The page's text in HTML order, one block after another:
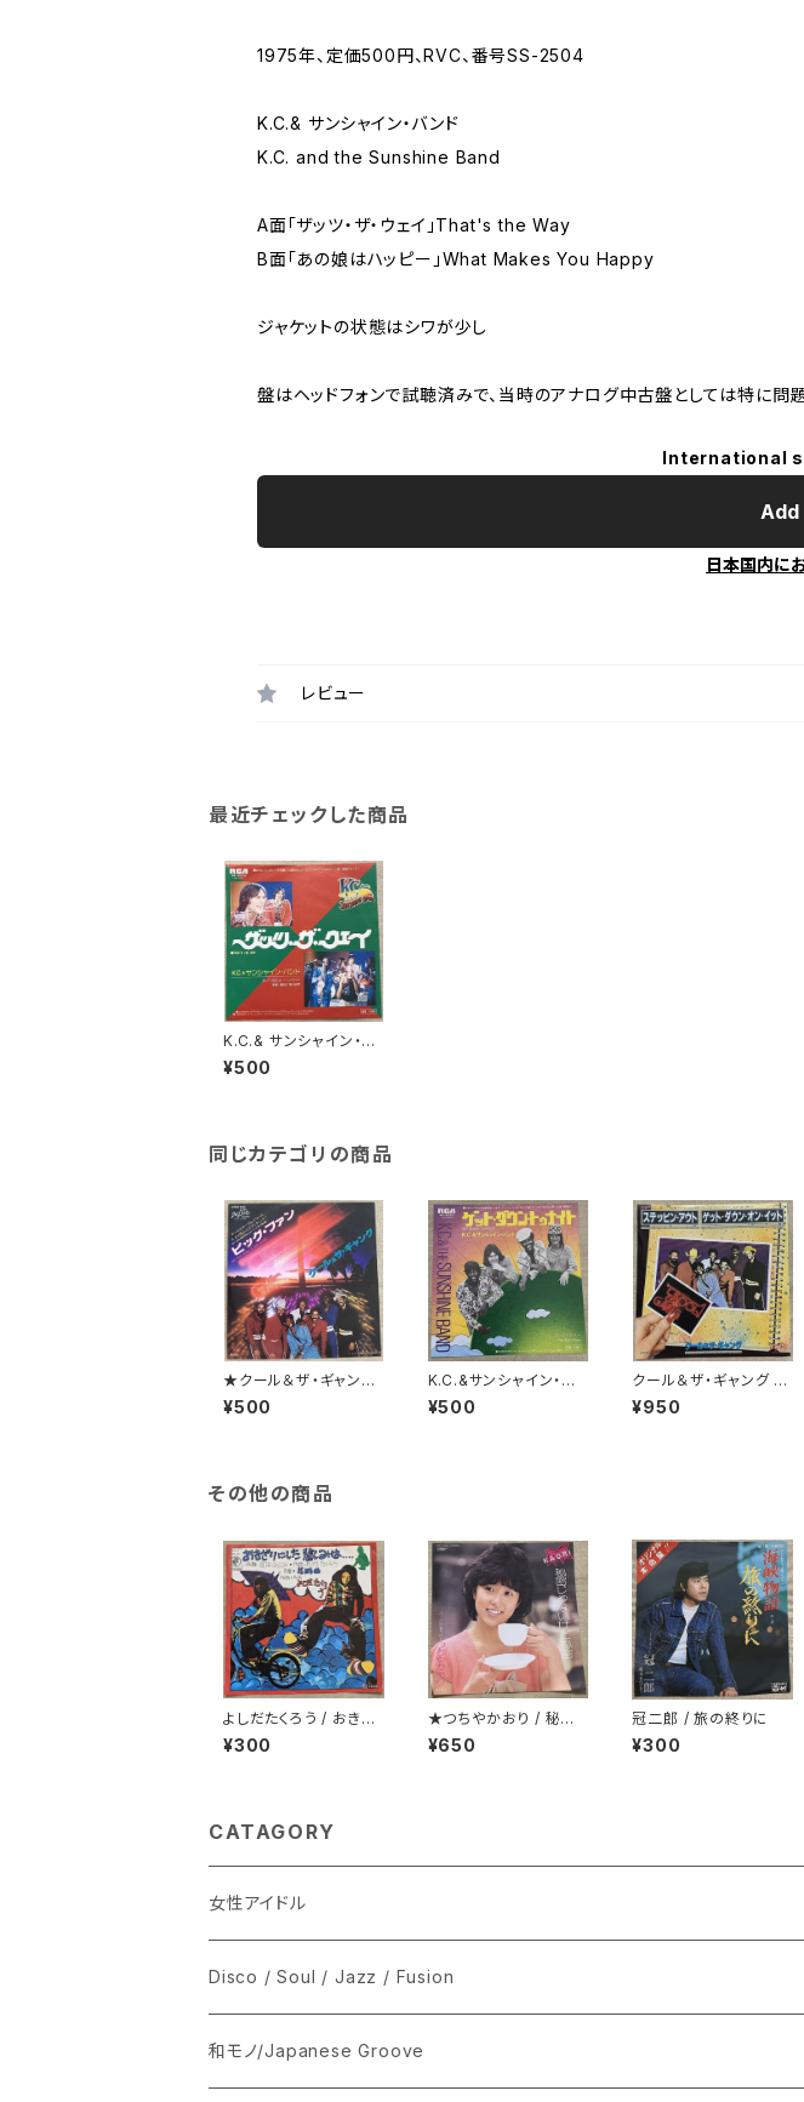
1975年、定価500円、RVC、番号SS-2504
K.C.& サンシャイン・バンド
K.C. and the Sunshine Band
A面「ザッツ・ザ・ウェイ」That's the Way
B面「あの娘はハッピー」What Makes You Happy
ジャケットの状態はシワが少し
盤はヘッドフォンで試聴済みで、当時のアナログ中古盤としては特に問
International
日本国内に
レビュー
最近チェックした商品
K.C.& サンシャイン・バ
ンド / ザッツ・ザ・ウェイ
¥500
同じカテゴリの商品
★クール＆ザ・ギャング
/ ビッグ・ファン
¥500
K.C.&サンシャイン・バ
ンド / ゲット・ダウン・ト
ゥナイト
¥500
クール＆ザ・ギャング /
ステッピン・アウト
¥950
その他の商品
よしだたくろう / おきざ
りにした悲しみは
¥300
★つちやかおり / 秘密
じゃないけど秘密
¥650
冠二郎 / 旅の終りに
¥300
CATAGORY
女性アイドル
シングル盤
あ行
LP
Disco / Soul / Jazz / Fusion
シングル盤
和モノ/Japanese Groove